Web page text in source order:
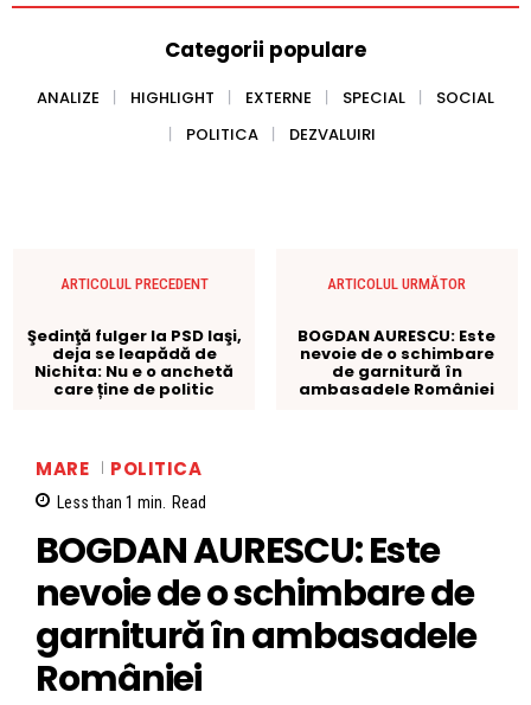
Categorii populare
ANALIZE HIGHLIGHT EXTERNE SPECIAL
SOCIAL
POLITICA
DEZVALUIRI
ARTICOLUL PRECEDENT
Şedinţă fulger la PSD Iaşi,
deja se leapădă de
Nichita: Nu e o anchetă
care ține de politic
ARTICOLUL URMĂTOR
BOGDAN AURESCU: Este
nevoie de o schimbare
de garnitură în
ambasadele României